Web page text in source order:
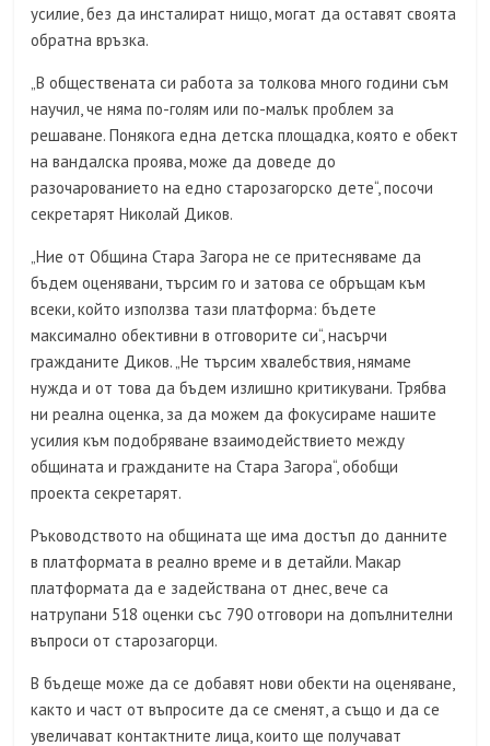
усилие, без да инсталират нищо, могат да оставят своята
обратна връзка.
„В обществената си работа за толкова много години съм
научил, че няма по-голям или по-малък проблем за
решаване. Понякога една детска площадка, която е обект
на вандалска проява, може да доведе до
разочарованието на едно старозагорско дете“, посочи
секретарят Николай Диков.
„Ние от Община Стара Загора не се притесняваме да
бъдем оценявани, търсим го и затова се обръщам към
всеки, който използва тази платформа: бъдете
максимално обективни в отговорите си“, насърчи
гражданите Диков. „Не търсим хвалебствия, нямаме
нужда и от това да бъдем излишно критикувани. Трябва
ни реална оценка, за да можем да фокусираме нашите
усилия към подобряване взаимодействието между
общината и гражданите на Стара Загора“, обобщи
проекта секретарят.
Ръководството на общината ще има достъп до данните
в платформата в реално време и в детайли. Макар
платформата да е задействана от днес, вече са
натрупани 518 оценки със 790 отговори на допълнителни
въпроси от старозагорци.
В бъдеще може да се добавят нови обекти на оценяване,
както и част от въпросите да се сменят, а също и да се
увеличават контактните лица, които ще получават